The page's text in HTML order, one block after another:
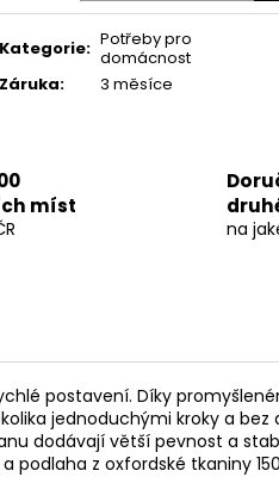
Kategorie: Potřeby pro
domácnost
Záruka: 3 měsíce
míst
na
postavení. Díky
jednoduchými kroky a bez
dodávají větší pevnost a
podlaha z oxfordské tkaniny
PRO ROSTLINY
24/7 LED